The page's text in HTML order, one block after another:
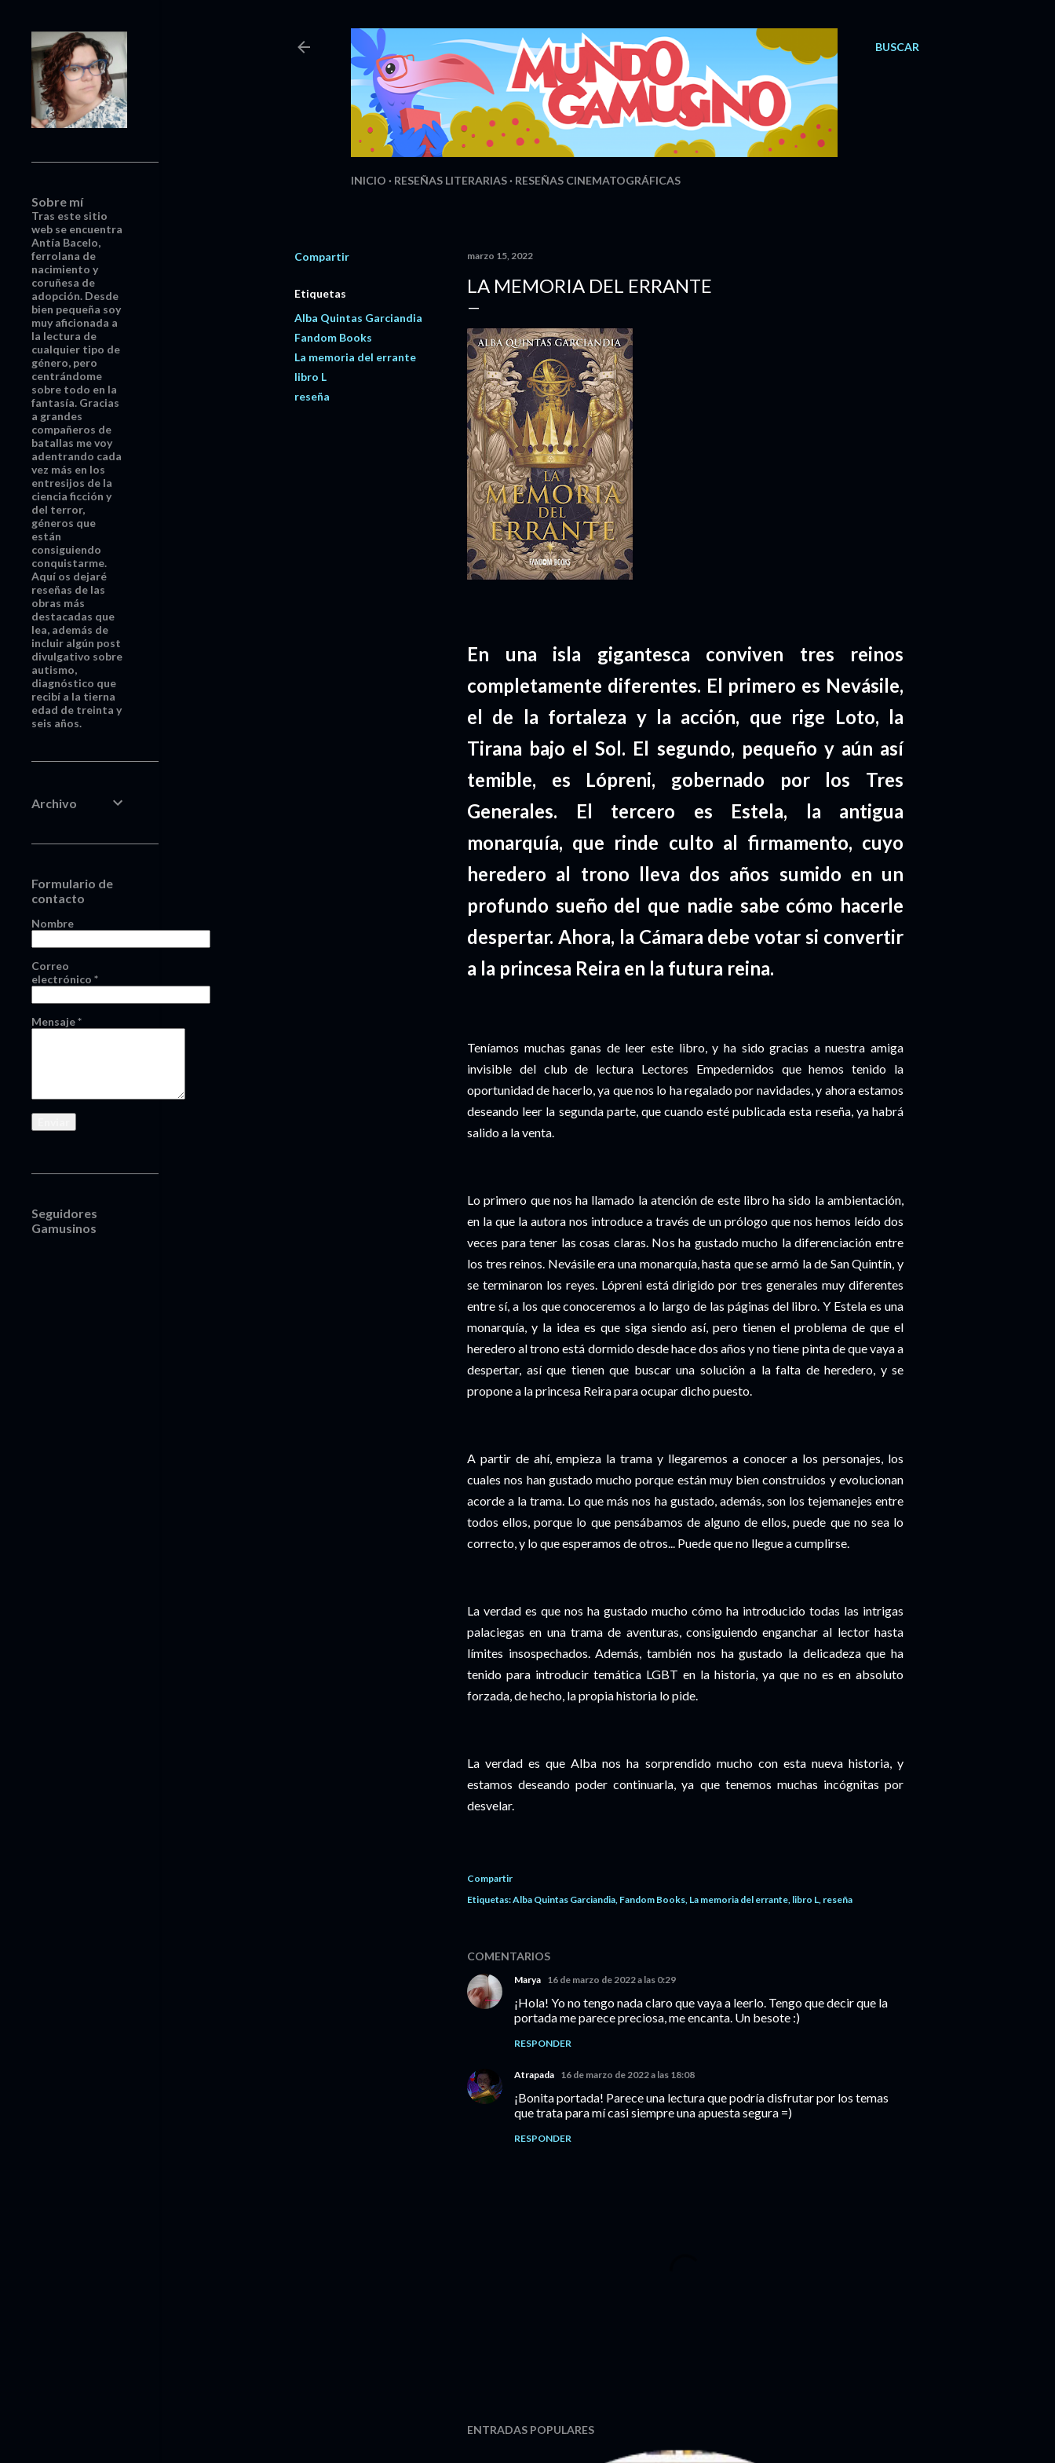
BUSCAR
INICIO RESEÑAS LITERARIAS RESEÑAS CINEMATOGRÁFICAS
Compartir
Etiquetas
Alba Quintas Garciandia
Fandom Books
La memoria del errante
libro L
reseña
marzo 15, 2022
LA MEMORIA DEL ERRANTE
En una isla gigantesca conviven tres reinos
completamente diferentes. El primero es Nevásile,
el de la fortaleza y la acción, que rige Loto, la
Tirana bajo el Sol. El segundo, pequeño y aún así
temible, es Lópreni, gobernado por los Tres
Generales. El tercero es Estela, la antigua
monarquía, que rinde culto al firmamento, cuyo
heredero al trono lleva dos años sumido en un
profundo sueño del que nadie sabe cómo hacerle
despertar. Ahora, la Cámara debe votar si convertir
a la princesa Reira en la futura reina.
Teníamos muchas ganas de leer este libro, y ha sido gracias a nuestra amiga
invisible del club de lectura Lectores Empedernidos que hemos tenido la
oportunidad de hacerlo, ya que nos lo ha regalado por navidades, y ahora estamos
deseando leer la segunda parte, que cuando esté publicada esta reseña, ya habrá
salido a la venta.
Lo primero que nos ha llamado la atención de este libro ha sido la ambientación,
en la que la autora nos introduce a través de un prólogo que nos hemos leído dos
veces para tener las cosas claras. Nos ha gustado mucho la diferenciación entre
los tres reinos. Nevásile era una monarquía, hasta que se armó la de San Quintín, y
se terminaron los reyes. Lópreni está dirigido por tres generales muy diferentes
entre sí, a los que conoceremos a lo largo de las páginas del libro. Y Estela es una
monarquía, y la idea es que siga siendo así, pero tienen el problema de que el
heredero al trono está dormido desde hace dos años y no tiene pinta de que vaya a
despertar, así que tienen que buscar una solución a la falta de heredero, y se
propone a la princesa Reira para ocupar dicho puesto.
A partir de ahí, empieza la trama y llegaremos a conocer a los personajes, los
cuales nos han gustado mucho porque están muy bien construidos y evolucionan
acorde a la trama. Lo que más nos ha gustado, además, son los tejemanejes entre
todos ellos, porque lo que pensábamos de alguno de ellos, puede que no sea lo
correcto, y lo que esperamos de otros... Puede que no llegue a cumplirse.
La verdad es que nos ha gustado mucho cómo ha introducido todas las intrigas
palaciegas en una trama de aventuras, consiguiendo enganchar al lector hasta
límites insospechados. Además, también nos ha gustado la delicadeza que ha
tenido para introducir temática LGBT en la historia, ya que no es en absoluto
forzada, de hecho, la propia historia lo pide.
La verdad es que Alba nos ha sorprendido mucho con esta nueva historia, y
estamos deseando poder continuarla, ya que tenemos muchas incógnitas por
desvelar.
Compartir
Etiquetas:Alba Quintas Garciandia Fandom Books La memoria del errante libro L reseña
COMENTARIOS
Marya 16 de marzo de 2022 a las 0:29
¡Hola! Yo no tengo nada claro que vaya a leerlo. Tengo que decir que la
portada me parece preciosa, me encanta. Un besote :)
RESPONDER
Atrapada 16 de marzo de 2022 a las 18:08
¡Bonita portada! Parece una lectura que podría disfrutar por los temas
que trata para mí casi siempre una apuesta segura =)
RESPONDER
u
ENTRADAS POPULARES
Sobre mí
Tras este sitio
web se encuentra
Antía Bacelo,
ferrolana de
nacimiento y
coruñesa de
adopción. Desde
bien pequeña soy
muy aficionada a
la lectura de
cualquier tipo de
género, pero
centrándome
sobre todo en la
fantasía. Gracias
a grandes
compañeros de
batallas me voy
adentrando cada
vez más en los
entresijos de la
ciencia ficción y
del terror,
géneros que
están
consiguiendo
conquistarme.
Aquí os dejaré
reseñas de las
obras más
destacadas que
lea, además de
incluir algún post
divulgativo sobre
autismo,
diagnóstico que
recibí a la tierna
edad de treinta y
seis años.
Archivo
Formulario de
contacto
Nombre
Correo
electrónico *
Mensaje*
Seguidores
Gamusinos